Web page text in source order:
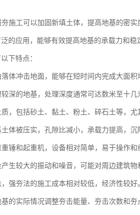
施工可以加固新填土体，提高地基的密实
的应用，能够有效提高地基的承载力和稳
下特点：
体冲击地面，能够在短时间内完成大面积
深的地基，处理深度通常可达数米至十几
，包括砂土、黏土、粉土、碎石土等，尤
体被压实，孔隙比减小，承载力提高，沉
锤和起重机，设备相对简单，易于操作和
生较大的振动和噪音，可能对周边建筑物
强夯法的施工成本相对较低，经济性较好
的实际情况调整夯击能量、夯击次数和夯